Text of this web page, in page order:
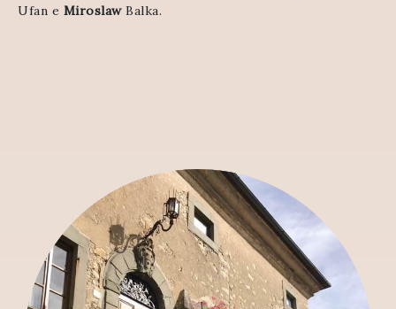
Ufan e MiroslawBalka.